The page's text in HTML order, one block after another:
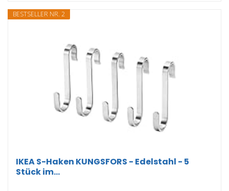
BESTSELLER NR. 2
IKEA S-Haken KUNGSFORS - Edelstahl - 5
Stück im...